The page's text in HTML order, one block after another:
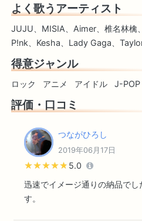
よく歌うアーティスト
JUJU、MISIA、Aimer、椎名林檎
P!nk、Kesha、Lady Gaga、
得意ジャンル
ロック アニメ アイドル J-POP
評価・口コミ
つながひろし
2019年06月17日
★★★★★
★★★★★ 5.0
迅速でイメージ通りの納品でし
す。